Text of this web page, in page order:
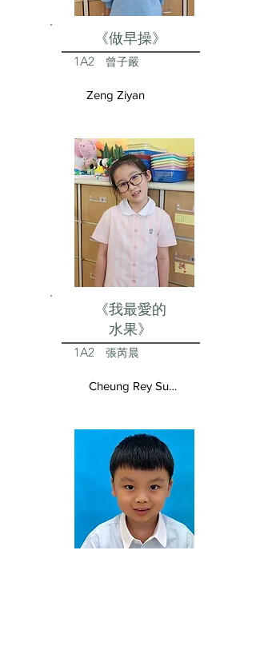
《做早操》
1A2 曾子嚴
Zeng Ziyan
《我最愛的
水果》
1A2 張芮晨
Cheung Rey Sun Vivienne